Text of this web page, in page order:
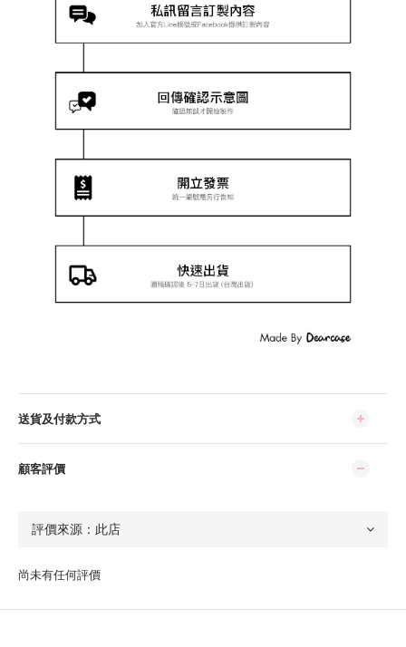
送貨及付款方式
顧客評價
尚未有任何評價